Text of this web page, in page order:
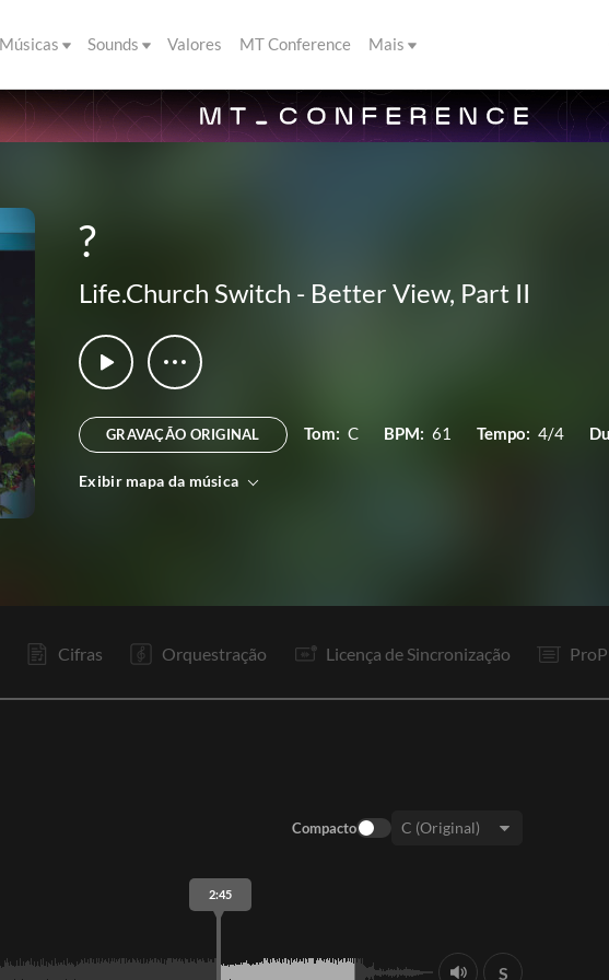
Músicas Sounds Valores MT Conference Mais
?
Life.Church Switch - Better View, Part II
GRAVAÇÃO ORIGINAL Tom: C BPM: 61 Tempo: 4/4
Exibir mapa da música
Cifras Orquestração Licença de Sincronização
Compacto
2:45
S